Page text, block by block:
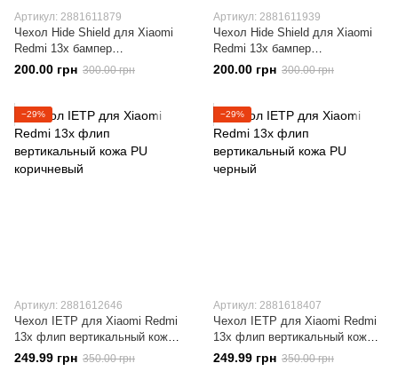
Артикул: 2881611879
Чехол Hide Shield для Xiaomi
Redmi 13x бампер
противоударный с подставкой
кольцом Blue
200.00 грн 300.00 грн
Артикул: 2881611939
Чехол Hide Shield для Xiaomi
Redmi 13x бампер
противоударный с подставкой
кольцом Red
200.00 грн 300.00 грн
−29%
Артикул: 2881612646
Чехол IETP для Xiaomi Redmi
13x флип вертикальный кожа
PU коричневый
249.99 грн 350.00 грн
−29%
Артикул: 2881618407
Чехол IETP для Xiaomi Redmi
13x флип вертикальный кожа
PU черный
249.99 грн 350.00 грн